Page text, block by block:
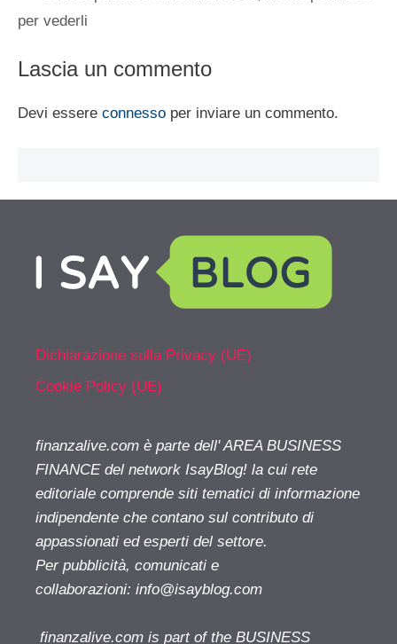
per vederli
Lascia un commento
Devi essere connesso per inviare un commento.
Dichiarazione sulla Privacy (UE)
Cookie Policy (UE)
finanzalive.com è parte dell' AREA BUSINESS
FINANCE del network IsayBlog! la cui rete
editoriale comprende siti tematici di informazione
indipendente che contano sul contributo di
appassionati ed esperti del settore.
Per pubblicità, comunicati e
collaborazioni: info@isayblog.com
finanzalive.com is part of the BUSINESS